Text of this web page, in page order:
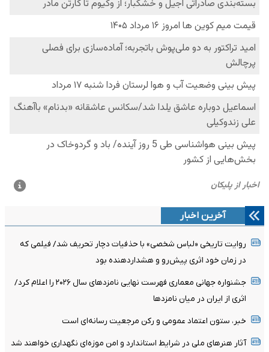
آخرین اخبار
روایت تاریخی «لباس شخصی» با حذفیات دچار تحریف شد/ فیلمی که
در زمان خود اثری پیش‌رو و هشداردهنده بود
جشنواره جهانی معماری فهرست نهایی نامزدهای سال ۲۰۲۶ را اعلام کرد/
اثری از ایران در میان نامزدها
خبر، ستون اعتماد عمومی و رکن مرجعیت رسانه‌ای است
آثار هنرهای ملی در شرایط استاندارد و امن موزه‌ای نگهداری خواهند شد